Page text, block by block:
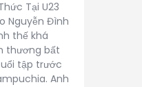
Tại U23
Nguyễn Đình
thế khá
thương bất
tập trước
Anh